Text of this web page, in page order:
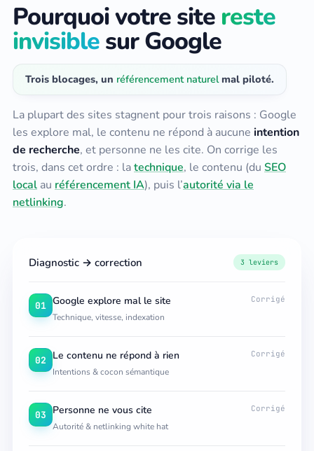
Pourquoi votre site reste
invisiblesur Google
Trois blocages, un référencement naturelmal piloté.
La plupart des sites stagnent pour trois raisons : Google
les explore mal, le contenu ne répond à aucune intention
de recherche, et personne ne les cite. On corrige les
trois, dans cet ordre : latechnique, le contenu (du SEO
local au référencement IA), puis l’autorité via le
netlinking.
Diagnostic → correction 3 leviers
01 Google explore mal le site
Technique, vitesse, indexation
Corrigé
02 Le contenu ne répond à rien
Intentions & cocon sémantique
Corrigé
03 Personne ne vous cite
Autorité & netlinking white hat
Corrigé